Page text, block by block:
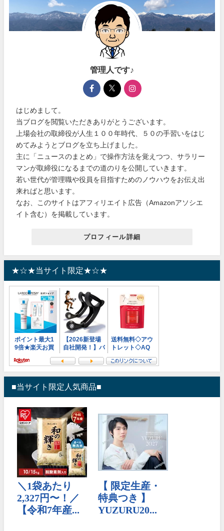
管理人です♪
はじめまして。
当ブログを閲覧いただきありがとうございます。
上場会社の取締役が人生１００年時代、５０の手習いをはじ
めてみようとブログを立ち上げました。
主に「ニュースのまとめ」で操作方法を覚えつつ、サラリー
マンが取締役になるまでの道のりを公開していきます。
若い世代が管理職や役員を目指すためのノウハウをお伝え出
来ればと思います。
なお、このサイトはアフィリエイト広告（Amazonアソシエ
イト含む）を掲載しています。
プロフィール詳細
★☆★当サイト限定★☆★
■当サイト限定人気商品■